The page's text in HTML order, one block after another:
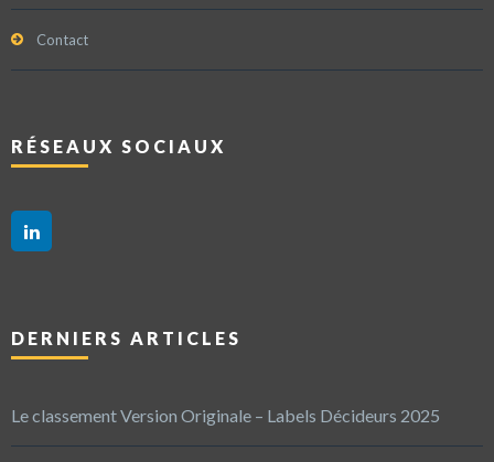
Contact
RÉSEAUX SOCIAUX
DERNIERS ARTICLES
Le classement Version Originale – Labels Décideurs 2025